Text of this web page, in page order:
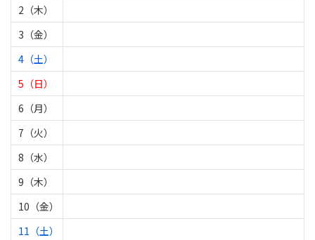
2（木）
3（金）
4（土）
5（日）
6（月）
7（火）
8（水）
9（木）
10（金）
11（土）